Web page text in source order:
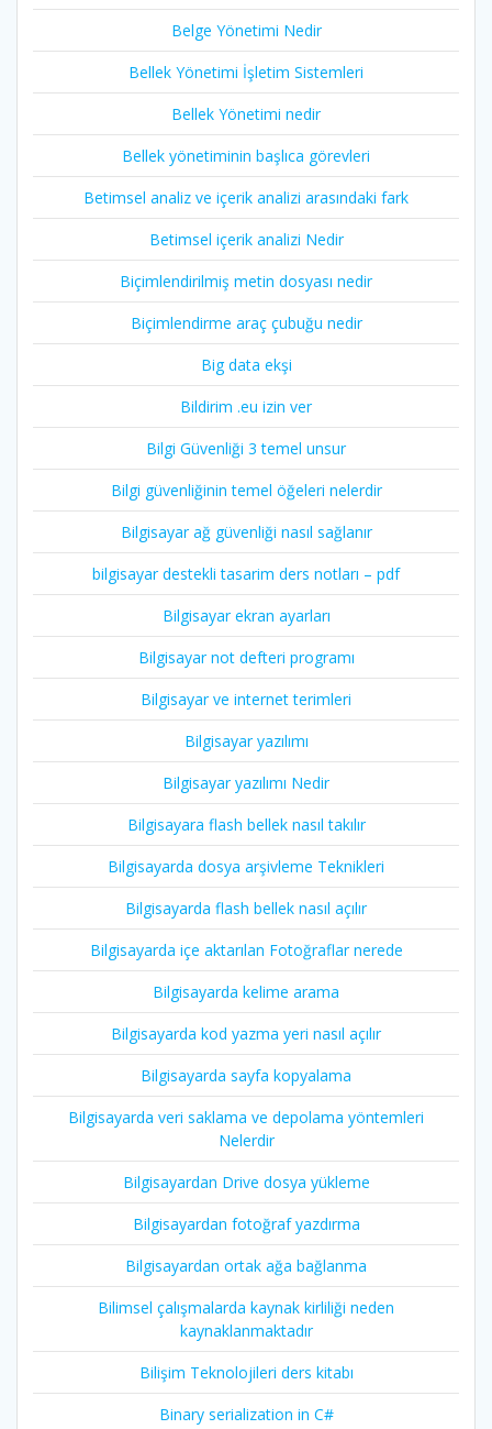
Belge Yönetimi Nedir
Bellek Yönetimi İşletim Sistemleri
Bellek Yönetimi nedir
Bellek yönetiminin başlıca görevleri
Betimsel analiz ve içerik analizi arasındaki fark
Betimsel içerik analizi Nedir
Biçimlendirilmiş metin dosyası nedir
Biçimlendirme araç çubuğu nedir
Big data ekşi
Bildirim .eu izin ver
Bilgi Güvenliği 3 temel unsur
Bilgi güvenliğinin temel öğeleri nelerdir
Bilgisayar ağ güvenliği nasıl sağlanır
bilgisayar destekli tasarim ders notları – pdf
Bilgisayar ekran ayarları
Bilgisayar not defteri programı
Bilgisayar ve internet terimleri
Bilgisayar yazılımı
Bilgisayar yazılımı Nedir
Bilgisayara flash bellek nasıl takılır
Bilgisayarda dosya arşivleme Teknikleri
Bilgisayarda flash bellek nasıl açılır
Bilgisayarda içe aktarılan Fotoğraflar nerede
Bilgisayarda kelime arama
Bilgisayarda kod yazma yeri nasıl açılır
Bilgisayarda sayfa kopyalama
Bilgisayarda veri saklama ve depolama yöntemleri
Nelerdir
Bilgisayardan Drive dosya yükleme
Bilgisayardan fotoğraf yazdırma
Bilgisayardan ortak ağa bağlanma
Bilimsel çalışmalarda kaynak kirliliği neden
kaynaklanmaktadır
Bilişim Teknolojileri ders kitabı
Binary serialization in C#